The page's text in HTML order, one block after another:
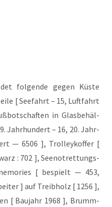
fol­gen­de gegen Küs­te
[ See­fahrt – 15, Luft­fahrt
in Glas­be­häl­
Jahr­hun­dert – 16, 20. Jahr­
— 6506 ], Trol­ley­kof­fer [
: 702 ], See­not­ret­tungs­
[ bespielt — 453,
] auf Treib­holz [ 1256 ],
[ Bau­jahr 1968 ], Brumm­